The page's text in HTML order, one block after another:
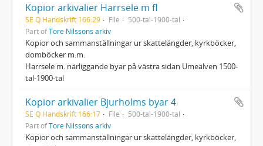
Kopior arkivalier Harrsele m fl
SE Q Handskrift 166:29 File
500-tal-1900-tal
Part ofTore Nilssons arkiv
Kopior och sammanställningar ur skattelängder, kyrkböcker,
domböcker m.m.
Harrsele m. närliggande byar på västra sidan Umeälven 1500-
tal-1900-tal
Kopior arkivalier Bjurholms byar 4
SE Q Handskrift 166:17 File
500-tal-1900-tal
Part ofTore Nilssons arkiv
Kopior och sammanställningar ur skattelängder, kyrkböcker,